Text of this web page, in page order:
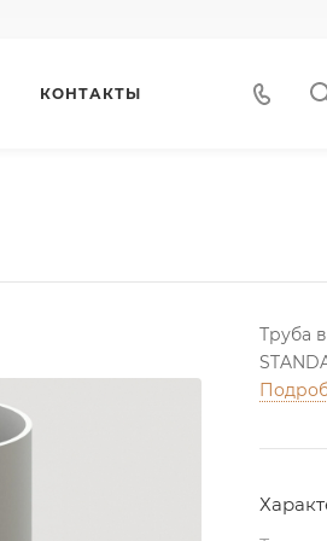
КОНТАКТЫ
Труба